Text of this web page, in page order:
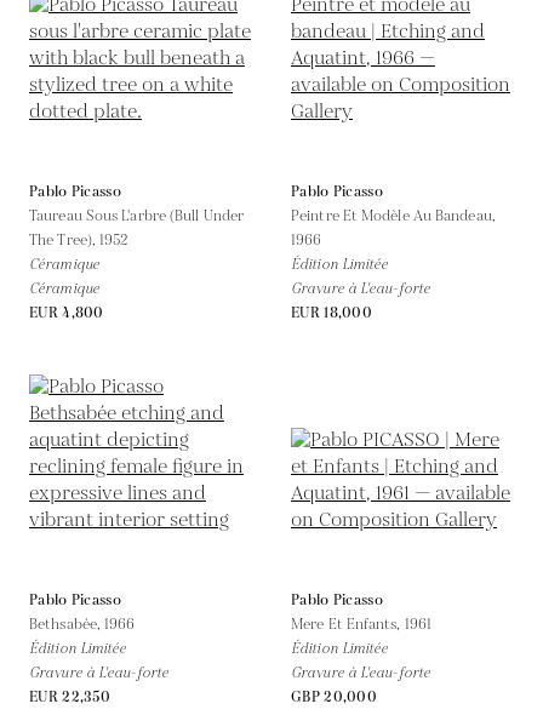
Pablo Picasso
Taureau Sous L'arbre (Bull Under
The Tree),1952
Céramique
Céramique
EUR 4,800
Pablo Picasso
Peintre Et Modèle Au Bandeau,
1966
Édition Limitée
Gravure à L'eau-forte
EUR 18,000
Pablo Picasso
Bethsabée,1966
Édition Limitée
Gravure à L'eau-forte
EUR 22,350
Pablo Picasso
Mere Et Enfants, 1961
Édition Limitée
Gravure à L'eau-forte
GBP 20,000